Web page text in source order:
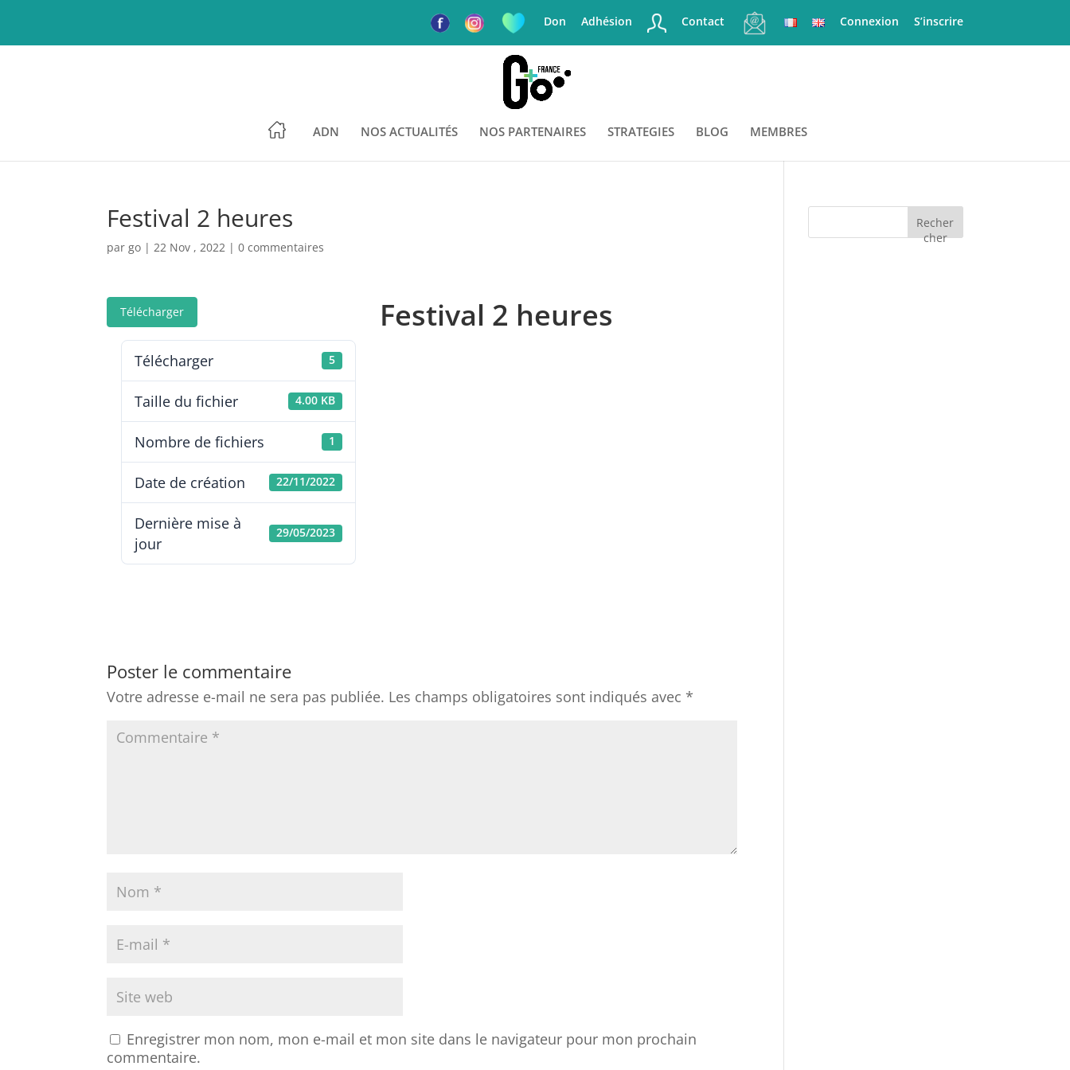
Don Adhésion Contact Connexion S’inscrire
ADN NOS ACTUALITÉS NOS PARTENAIRES STRATEGIES BLOG MEMBRES
Festival 2 heures
pargo |22 Nov , 2022 |0 commentaires
Télécharger
Télécharger 5
Taille du fichier 4.00 KB
Nombre de fichiers 1
Date de création 22/11/2022
Dernière mise à
jour
29/05/2023
Festival 2 heures
Poster le commentaire
Votre adresse e-mail ne sera pas publiée. Les champs obligatoires sont indiqués avec *
Enregistrer mon nom, mon e-mail et mon site dans le navigateur pour mon prochain
commentaire.
Recher
cher